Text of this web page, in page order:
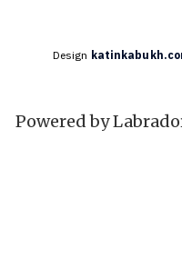
Design
Powered by